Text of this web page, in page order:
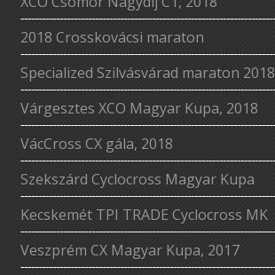
2018 Crosskovácsi maraton
Specialized Szilvásvárad maraton 2018
Várgesztes XCO Magyar Kupa, 2018
VácCross CX gála, 2018
Szekszárd Cyclocross Magyar Kupa
Kecskemét TPI TRADE Cyclocross MK
Veszprém CX Magyar Kupa, 2017